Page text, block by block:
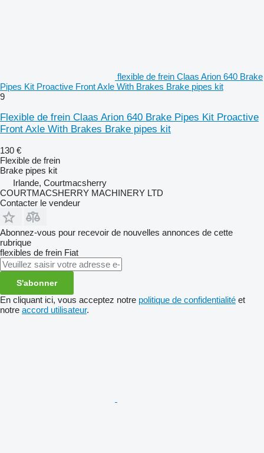
flexible de frein Claas Arion 640 Brake
Pipes Kit Proactive Front Axle With Brakes Brake pipes kit
9
Flexible de frein Claas Arion 640 Brake Pipes Kit Proactive
Front Axle With Brakes Brake pipes kit
130 €
Flexible de frein
Brake pipes kit
Irlande, Courtmacsherry
COURTMACSHERRY MACHINERY LTD
Contacter le vendeur
Abonnez-vous pour recevoir de nouvelles annonces de cette
rubrique
flexibles de frein Fiat
S'abonner
En cliquant ici, vous acceptez notre politique de confidentialité et
notre accord utilisateur.